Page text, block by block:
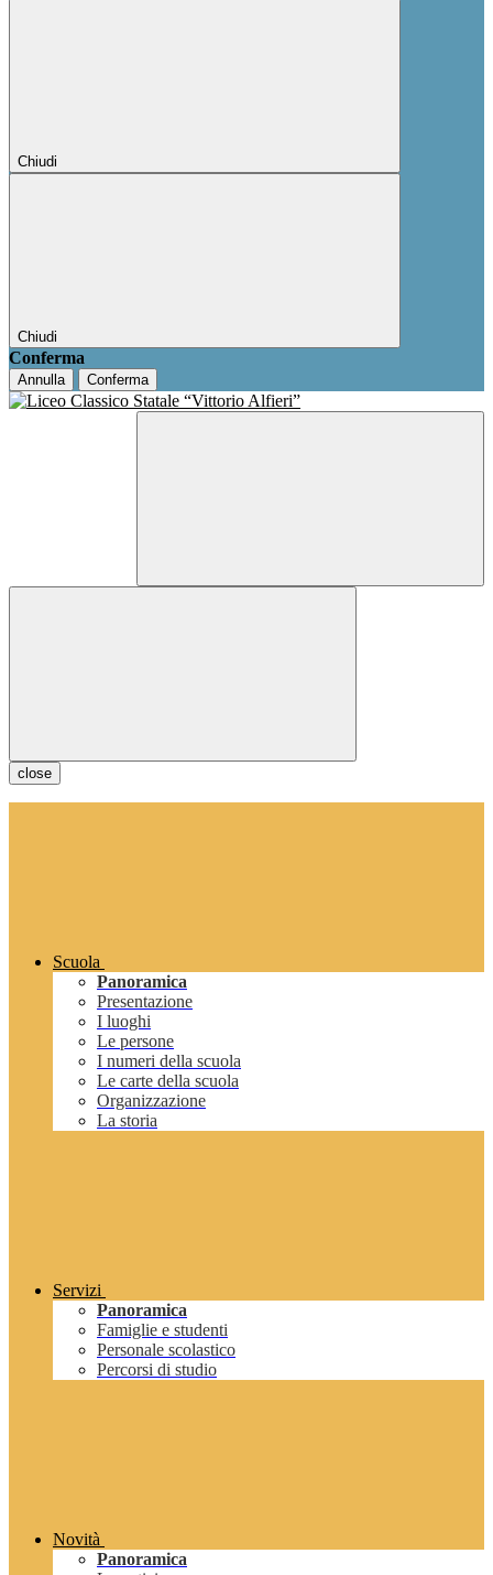
Chiudi
Chiudi
Conferma
Annulla Conferma
close
Scuola
Panoramica
Presentazione
I luoghi
Le persone
I numeri della scuola
Le carte della scuola
Organizzazione
La storia
Servizi
Panoramica
Famiglie e studenti
Personale scolastico
Percorsi di studio
Novità
Panoramica